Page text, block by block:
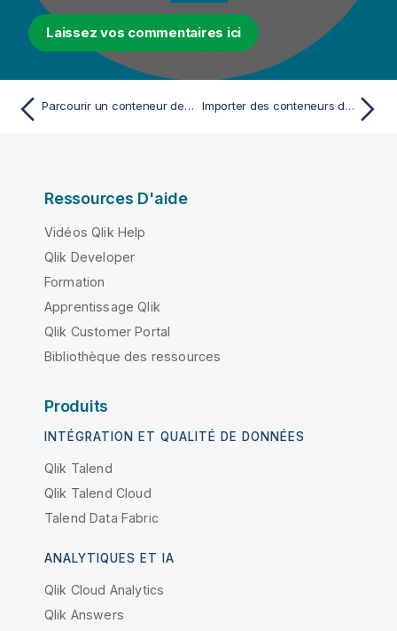
Laissez vos commentaires ici
Parcourir un conteneur de données Importer des conteneurs de données
Ressources D'aide
Vidéos Qlik Help
Qlik Developer
Formation
Apprentissage Qlik
Qlik Customer Portal
Bibliothèque des ressources
Produits
INTÉGRATION ET QUALITÉ DE DONNÉES
Qlik Talend
Qlik Talend Cloud
Talend Data Fabric
ANALYTIQUES ET IA
Qlik Cloud Analytics
Qlik Answers